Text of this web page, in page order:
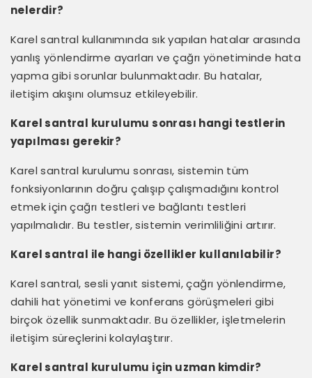
nelerdir?
Karel santral kullanımında sık yapılan hatalar arasında
yanlış yönlendirme ayarları ve çağrı yönetiminde hata
yapma gibi sorunlar bulunmaktadır. Bu hatalar,
iletişim akışını olumsuz etkileyebilir.
Karel santral kurulumu sonrası hangi testlerin
yapılması gerekir?
Karel santral kurulumu sonrası, sistemin tüm
fonksiyonlarının doğru çalışıp çalışmadığını kontrol
etmek için çağrı testleri ve bağlantı testleri
yapılmalıdır. Bu testler, sistemin verimliliğini artırır.
Karel santral ile hangi özellikler kullanılabilir?
Karel santral, sesli yanıt sistemi, çağrı yönlendirme,
dahili hat yönetimi ve konferans görüşmeleri gibi
birçok özellik sunmaktadır. Bu özellikler, işletmelerin
iletişim süreçlerini kolaylaştırır.
Karel santral kurulumu için uzman kimdir?